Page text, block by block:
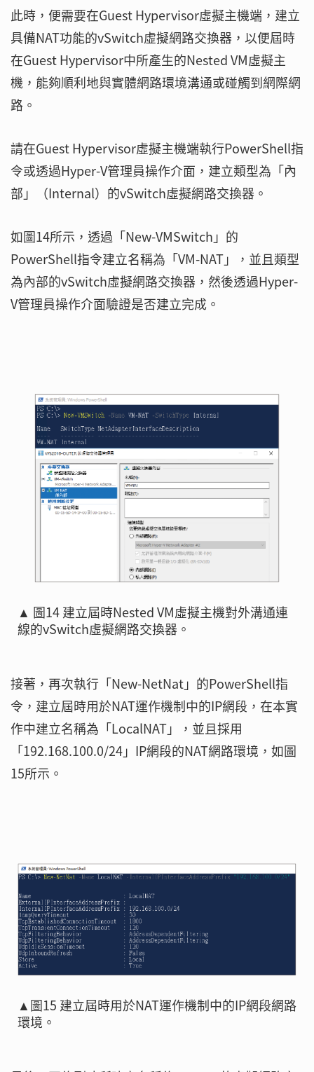
此時，便需要在Guest Hypervisor虛擬主機端，建立
具備NAT功能的vSwitch虛擬網路交換器，以便屆時
在Guest Hypervisor中所產生的Nested VM虛擬主
機，能夠順利地與實體網路環境溝通或碰觸到網際網
路。
請在Guest Hypervisor虛擬主機端執行PowerShell指
令或透過Hyper-V管理員操作介面，建立類型為「內
部」（Internal）的vSwitch虛擬網路交換器。
如圖14所示，透過「New-VMSwitch」的
PowerShell指令建立名稱為「VM-NAT」，並且類型
為內部的vSwitch虛擬網路交換器，然後透過Hyper-
V管理員操作介面驗證是否建立完成。
▲ 圖14 建立屆時Nested VM虛擬主機對外溝通連
線的vSwitch虛擬網路交換器。
接著，再次執行「New-NetNat」的PowerShell指
令，建立屆時用於NAT運作機制中的IP網段，在本實
作中建立名稱為「LocalNAT」，並且採用
「192.168.100.0/24」IP網段的NAT網路環境，如圖
15所示。
▲圖15 建立屆時用於NAT運作機制中的IP網段網路
環境。